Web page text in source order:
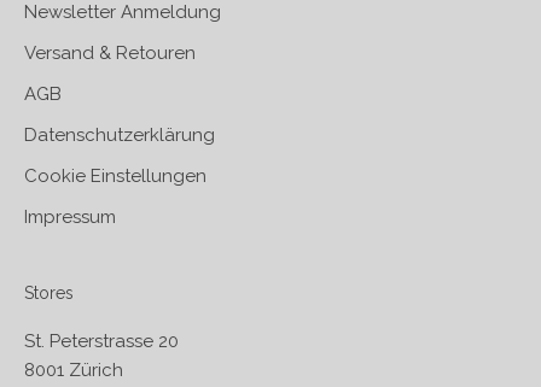
Newsletter Anmeldung
Versand & Retouren
AGB
Datenschutzerklärung
Cookie Einstellungen
Impressum
Stores
St. Peterstrasse 20
8001 Zürich